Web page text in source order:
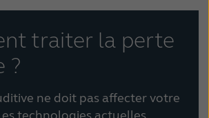
traiter la perte
?
ne doit pas affecter votre